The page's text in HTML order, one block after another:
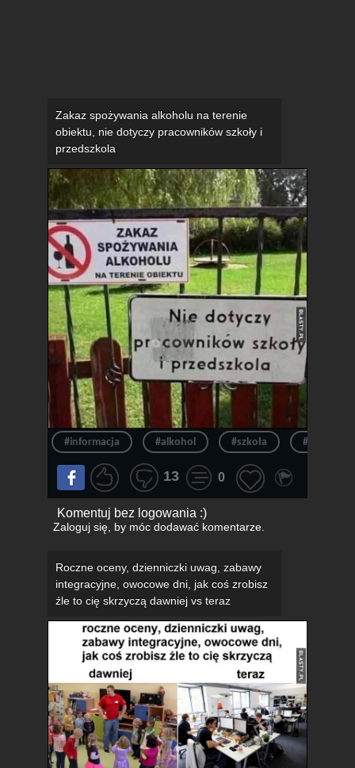
Zakaz spożywania alkoholu na terenie
obiektu, nie dotyczy pracowników szkoły i
przedszkola
#informacja #alkohol #szkoła
13 0
Komentuj bez logowania :)
Zaloguj się, by móc dodawać komentarze.
Roczne oceny, dzienniczki uwag, zabawy
integracyjne, owocowe dni, jak coś zrobisz
źle to cię skrzyczą dawniej vs teraz